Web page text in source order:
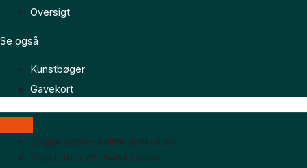
Oversigt
Se også
Kunstbøger
Gavekort
Boggaragen – online antikvariat
Marktoften 7H, 8464 Galten